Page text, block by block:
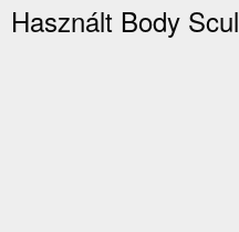
Használt Body